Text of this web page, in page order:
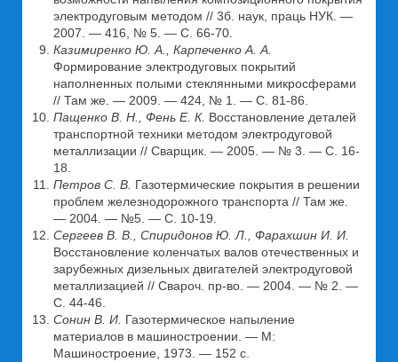
электродуговым методом // 3б. наук, праць НУК. —
2007. — 416, № 5. — С. 66-70.
Казимиренко Ю. А., Карпеченко А. А.
Формирование электродуговых покрытий
наполненных полыми стеклянными микросферами
// Там же. — 2009. — 424, № 1. — С. 81-86.
Пащенко В. Н., Фень Е. К. Восстановление деталей
транспортной техники методом электродуговой
металлизации // Сварщик. — 2005. — № 3. — С. 16-
18.
Петров С. В. Газотермические покрытия в решении
проблем железнодорожного транспорта // Там же.
— 2004. — №5. — С. 10-19.
Сергеев В. В., Спиридонов Ю. Л., Фарахшин И. И.
Восстановление коленчатых валов отечественных и
зарубежных дизельных двигателей электродуговой
металлизацией // Свароч. пр-во. — 2004. — № 2. —
С. 44-46.
Сонин В. И. Газотермическое напыление
материалов в машиностроении. — М:
Машиностроение, 1973. — 152 с.